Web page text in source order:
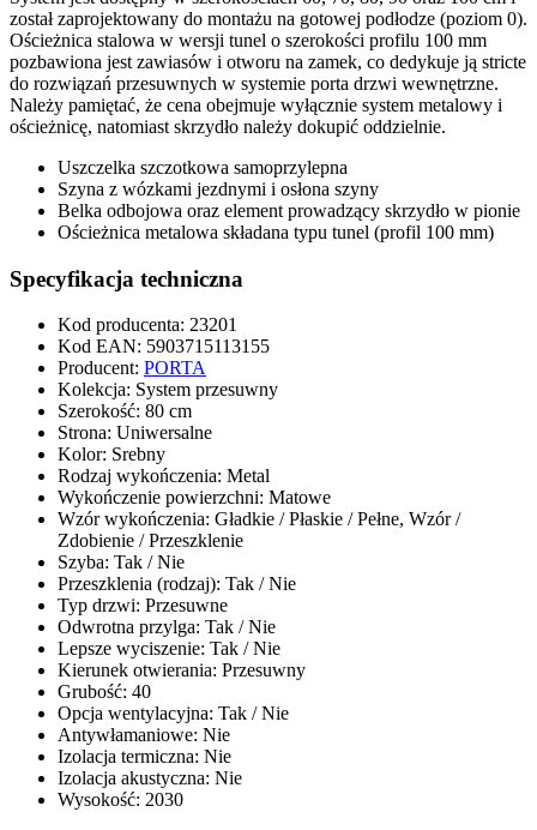
został zaprojektowany do montażu na gotowej podłodze (poziom 0).
Ościeżnica stalowa w wersji tunel o szerokości profilu 100 mm
pozbawiona jest zawiasów i otworu na zamek, co dedykuje ją stricte
do rozwiązań przesuwnych w systemie porta drzwi wewnętrzne.
Należy pamiętać, że cena obejmuje wyłącznie system metalowy i
ościeżnicę, natomiast skrzydło należy dokupić oddzielnie.
Uszczelka szczotkowa samoprzylepna
Szyna z wózkami jezdnymi i osłona szyny
Belka odbojowa oraz element prowadzący skrzydło w pionie
Ościeżnica metalowa składana typu tunel (profil 100 mm)
Specyfikacja techniczna
Kod producenta: 23201
Kod EAN: 5903715113155
Producent: PORTA
Kolekcja: System przesuwny
Szerokość: 80 cm
Strona: Uniwersalne
Kolor: Srebny
Rodzaj wykończenia: Metal
Wykończenie powierzchni: Matowe
Wzór wykończenia: Gładkie / Płaskie / Pełne, Wzór /
Zdobienie / Przeszklenie
Szyba: Tak / Nie
Przeszklenia (rodzaj): Tak / Nie
Typ drzwi: Przesuwne
Odwrotna przylga: Tak / Nie
Lepsze wyciszenie: Tak / Nie
Kierunek otwierania: Przesuwny
Grubość: 40
Opcja wentylacyjna: Tak / Nie
Antywłamaniowe: Nie
Izolacja termiczna: Nie
Izolacja akustyczna: Nie
Wysokość: 2030